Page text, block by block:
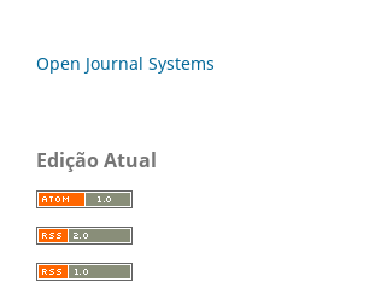
Open Journal Systems
Edição Atual